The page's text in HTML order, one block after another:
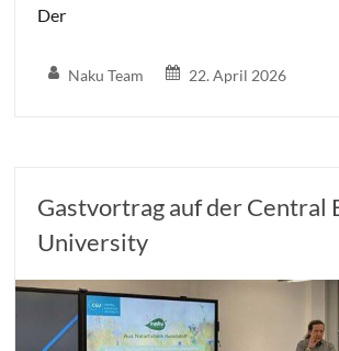
Der
Naku Team 22. April 2026
Gastvortrag auf der Central
University